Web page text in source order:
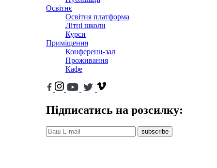
Освітнє
Освітня платформа
Літні школи
Курси
Приміщення
Конференц-зал
Проживання
Кафе
Підписатись на розсилку:
subscribe